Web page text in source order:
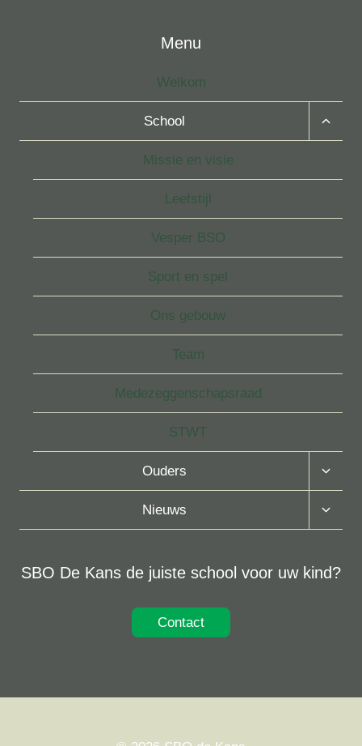
Menu
Welkom
School
Toggle
Missie en visie
Leefstijl
Vesper BSO
Sport en spel
Ons gebouw
Team
Medezeggenschapsraad
STWT
Ouders
Toggle
Nieuws
Toggle
SBO De Kans de juiste school voor uw kind?
Contact